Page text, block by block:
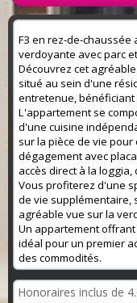
F3 en rez-de-chaussée
verdoyante avec parc
Découvrez cet
situé au sein d'une
entretenue,
L'appartement se
d'une cuisine
sur la pièce de vie
dégagement avec
accès direct à la
Vous profiterez d'une
de vie supplémentaire,
agréable vue sur la
Un appartement
idéal pour un premier
des commodités.
Honoraires inclus de